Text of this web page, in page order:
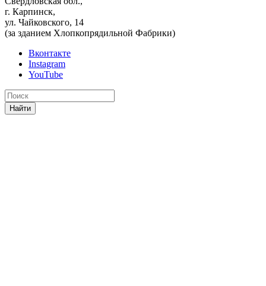
г. Карпинск,
ул. Чайковского, 14
(за зданием Хлопкопрядильной Фабрики)
Вконтакте
Instagram
YouTube
Найти